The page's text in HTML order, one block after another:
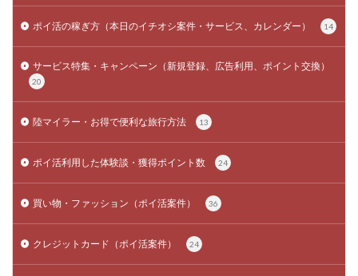
ポイ活の稼ぎ方（本日のイチオシ案件・サービス、カレンダー） 14
サービス特集・キャンペーン（新規登録、広告利用、ポイント交換）
20
陸マイラー・お得で便利な旅行方法 13
ポイ活利用した体験談・獲得ポイント数 24
買い物・ファッション（ポイ活案件） 36
クレジットカード（ポイ活案件） 24